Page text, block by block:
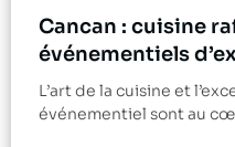
Cancan : cuisine
événementiels
L’art de la cuisine et
événementiel sont au